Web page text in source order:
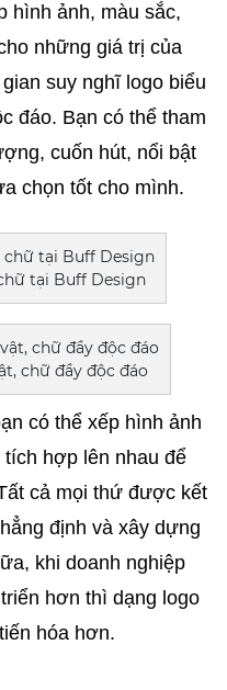
hình ảnh, màu sắc,
những giá trị của
suy nghĩ logo biểu
đáo. Bạn có thể tham
cuốn hút, nổi bật
chọn tốt cho mình.
tại Buff Design
chữ đầy độc đáo
có thể xếp hình ảnh
tích hợp lên nhau để
cả mọi thứ được kết
định và xây dựng
khi doanh nghiệp
hơn thì dạng logo
hóa hơn.